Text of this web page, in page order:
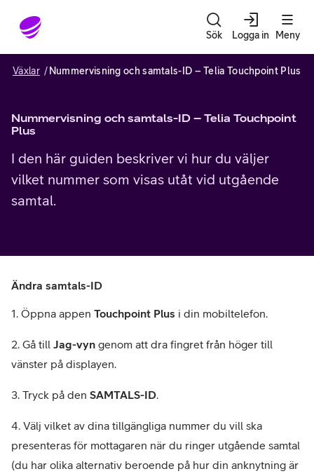
Gå till sidans innehåll
Sök Logga in Meny
Växlar Nummervisning och samtals-ID – Telia Touchpoint Plus
Nummervisning och samtals-ID – Telia Touchpoint
Plus
I den här guiden beskriver vi hur du väljer
vilket nummer som visas utåt vid utgående
samtal.
Ändra samtals-ID
1. Öppna appen Touchpoint Plus i din mobiltelefon.
2. Gå till Jag-vyn genom att dra fingret från höger till
vänster på displayen.
3. Tryck på den SAMTALS-ID.
4. Välj vilket av dina tillgängliga nummer du vill ska
presenteras för mottagaren när du ringer utgående samtal
(du har olika alternativ beroende på hur din anknytning är